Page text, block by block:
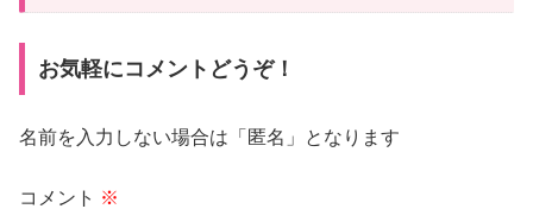
お気軽にコメントどうぞ！
名前を入力しない場合は「匿名」となります
コメント ※